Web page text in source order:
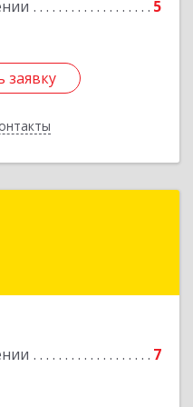
5
заявку
заявку
7
Туймазинский р-н,